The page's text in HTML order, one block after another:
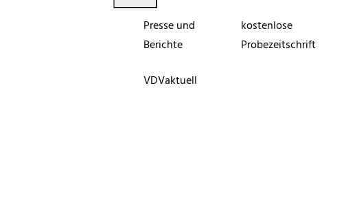
Presse und
Berichte
VDVaktuell
kostenlose
Probezeitschrift